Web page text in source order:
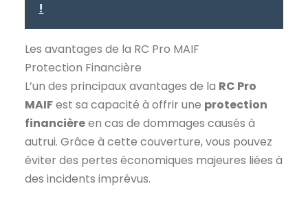
!
Les avantages de la RC Pro MAIF
Protection Financière
L’un des principaux avantages de la RC Pro
MAIFest sa capacité à offrir une protection
financièreen cas de dommages causés à
autrui. Grâce à cette couverture, vous pouvez
éviter des pertes économiques majeures liées à
des incidents imprévus.